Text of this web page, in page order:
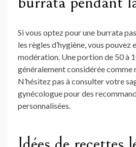
Si vous optez pour une burrata
les règles d’hygiène, vous pouvez
modération. Une portion de 50 à
généralement considérée comme
N’hésitez pas à consulter votre
gynécologue pour des
personnalisées.